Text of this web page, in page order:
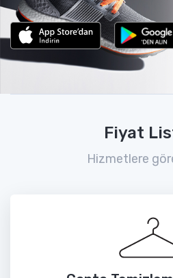
Fiyat
Hizmetlere